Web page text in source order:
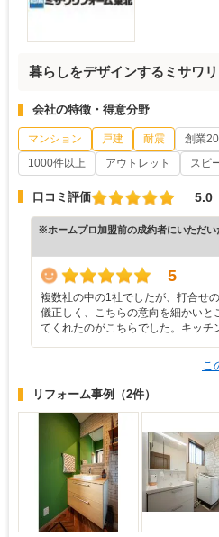
暮らしをデザインするミサワ
会社の特徴・得意分野
マンション 戸建 耐震 創業
1000件以上
アウトレット スピ
口コミ評価 5.0
※ホームプロ加盟前の成約者にいただい
5
複数社の中の1社でしたが、打合せ
儀正しく、こちらの意向を細かいと
てくれたのがこちらでした。キッチ
こ
リフォーム事例 （2件）